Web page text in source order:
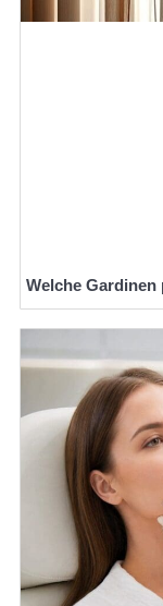
Welche